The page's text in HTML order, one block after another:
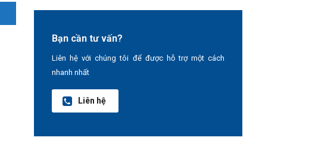
Bạn cần tư vấn?
Liên hệ với chúng tôi để được hỗ trợ một cách
nhanh nhất
Liên hệ